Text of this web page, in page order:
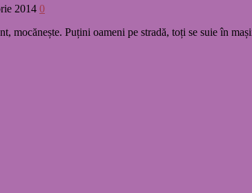
2014 0
mocănește. Puțini oameni pe stradă, toți se suie în